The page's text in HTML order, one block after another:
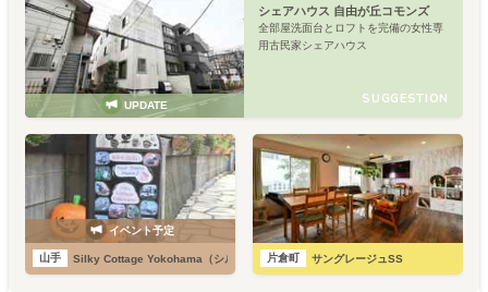
UPDATE
シェアハウス 自由が丘コモンズ
全部屋洗面台とロフトを完備の女性専
用古民家シェアハウス
SUGGESTION
イベント予定
山手 Silky Cottage Yokohama（シルキーコテージ ヨコハマ）
片倉町 サングレージュSS